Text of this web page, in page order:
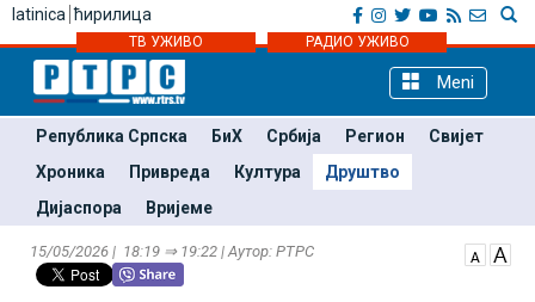
latinica ћирилица
ТВ УЖИВО РАДИО УЖИВО
Meni
Република Српска БиХ Србија Регион
Свијет
Хроника
Привреда Култура
Друштво
Дијаспора
Вријеме
15/05/2026 | 18:19 ⇒ 19:22 | Аутор: РТРС